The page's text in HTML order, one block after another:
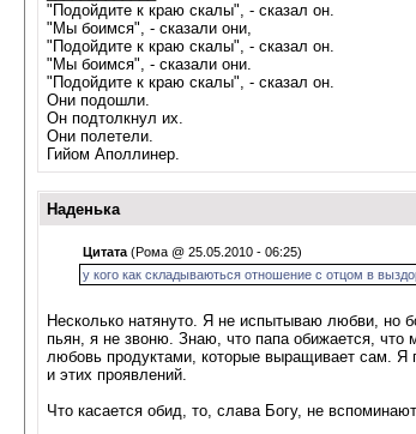
"Подойдите к краю скалы", - сказал он.
"Мы боимся", - сказали они,
"Подойдите к краю скалы", - сказал он.
"Мы боимся", - сказали они.
"Подойдите к краю скалы", - сказал он.
Они подошли.
Он подтолкнул их.
Они полетели.
Гийом Аполлинер.
Наденька
Цитата (Рома @ 25.05.2010 - 06:25)
у кого как складываються отношение с отцом в
Несколько натянуто. Я не испытываю любви, но
пьян, я не звоню. Знаю, что папа обижается,
любовь продуктами, которые выращивает сам. Я
и этих проявлений.
Что касается обид, то, слава Богу, не